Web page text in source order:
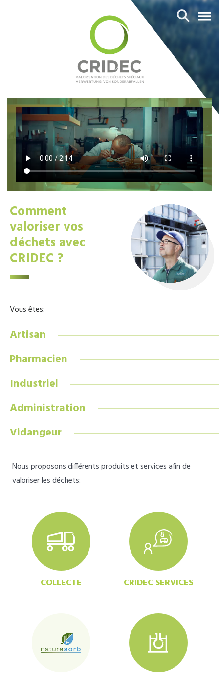
Comment
valoriser vos
déchets avec
CRIDEC ?
Vous êtes:
Artisan
Pharmacien
Industriel
Administration
Vidangeur
Nous proposons différents produits et services afin de
valoriser les déchets:
COLLECTE CRIDEC SERVICES